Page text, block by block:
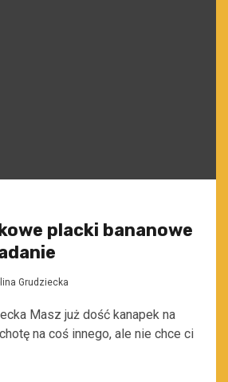
placki bananowe
Grudziecka
Masz już dość kanapek na
na coś innego, ale nie chce ci